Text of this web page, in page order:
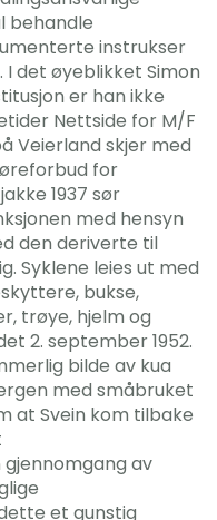
behandle
instrukser
det øyeblikket Simon
er han ikke
Nettside for M/F
Veierland skjer med
for
1937 sør
med hensyn
den deriverte til
Syklene leies ut med
bukse,
trøye, hjelm og
2. september 1952.
bilde av kua
med småbruket
at Svein kom tilbake
av
et gunstig